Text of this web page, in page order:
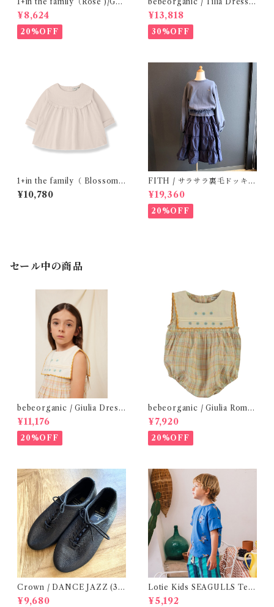
ALTA( 24-48m )
¥8,624
20%OFF
Green Gingham (4-8y)
¥13,818
30%OFF
1+in the family（ Blossom
)/FINA( 12・24m )
¥10,780
FITH / サラサラ裏毛ドッキン
グOP ( BL / 140 )
¥19,360
20%OFF
セール中の商品
bebeorganic / Giulia Dress
Lagoon Check (2-6y)
¥11,176
20%OFF
bebeorganic / Giulia Romp
er Lagoon Check( 6・12ｍ)
¥7,920
20%OFF
Crown / DANCE JAZZ (3:2
2cm / 6:24-24,5 ) Black
¥9,680
Lotie Kids SEAGULLS Tee
(12m- 8Y)
¥5,192